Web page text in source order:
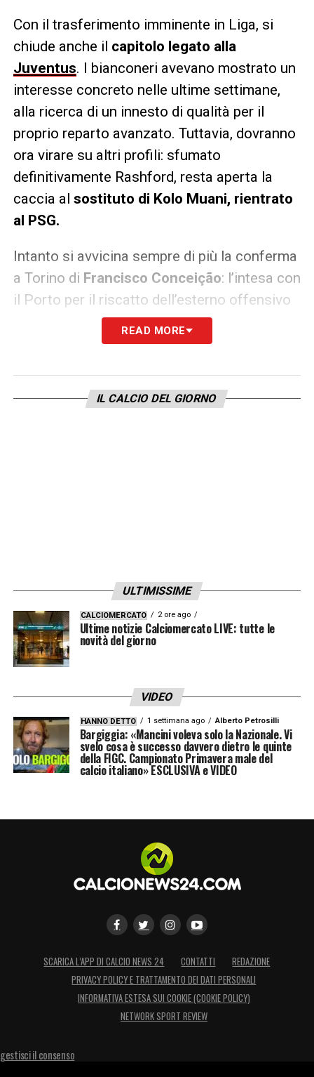
Con il trasferimento imminente in Liga, si
chiude anche il capitolo legato alla
Juventus. I bianconeri avevano mostrato un
interesse concreto nelle ultime settimane,
alla ricerca di un innesto di qualità per il
proprio reparto avanzato. Tuttavia, dovranno
ora virare su altri profili: sfumato
definitivamente Rashford, resta aperta la
caccia al sostituto di Kolo Muani, rientrato
al PSG.
Intanto si avvicina sempre di più la conferma
a Torino di Francisco Conceição: l’intesa con
il Porto per il riscatto dell’esterno offensivo
portoghese è ormai ai dettagli finali.
READ MORE
IL CALCIO DEL GIORNO
ULTIMISSIME
CALCIOMERCATO 2 ore ago
Ultime notizie Calciomercato LIVE: tutte le
novità del giorno
VIDEO
HANNO DETTO 1 settimana ago Alberto Petrosilli
Bargiggia: «Mancini voleva solo la Nazionale. Vi
svelo cosa è successo davvero dietro le quinte
della FIGC. Campionato Primavera male del
calcio italiano» ESCLUSIVA e VIDEO
SCARICA L’APP DI CALCIO NEWS 24 CONTATTI
REDAZIONE
PRIVACY POLICY E TRATTAMENTO DEI DATI PERSONALI
INFORMATIVA ESTESA SUI COOKIE (COOKIE POLICY)
NETWORK SPORT REVIEW
gestisci il consenso